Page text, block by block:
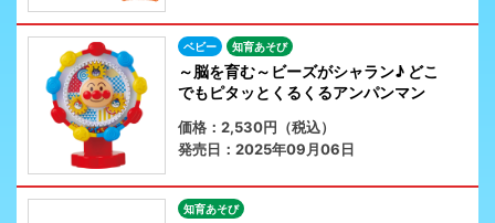
ベビー 知育あそび
～脳を育む～ビーズがシャラン♪ どこ
でもピタッとくるくるアンパンマン
価格：2,530円（税込）
発売日：2025年09月06日
知育あそび